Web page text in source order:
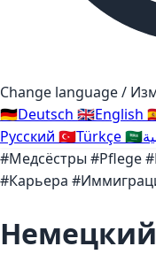
Change language /
🇩🇪Deutsch 🇬🇧English
Русский 🇹🇷Türkçe🇸🇦
#Медсёстры #Pflege
#Карьера
Немецкий